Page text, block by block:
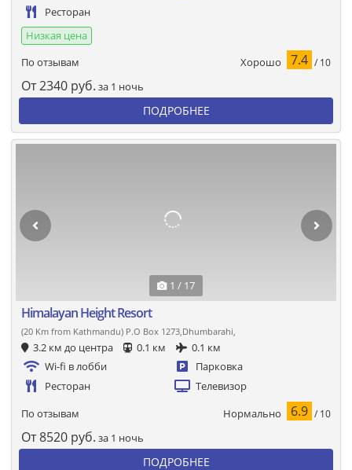
Ресторан
Низкая цена
По отзывам
Хорошо 7.4 / 10
От2340 руб. за 1 ночь
ПОДРОБНЕЕ
1 / 17
Himalayan Height Resort
(20 Km from Kathmandu) P.O Box 1273,Dhumbarahi,
3.2 км до центра 0.1 км
0.1 км
Wi-fi в лобби
Парковка
Ресторан
Телевизор
По отзывам Нормально 6.9 / 10
От8520 руб. за 1 ночь
ПОДРОБНЕЕ